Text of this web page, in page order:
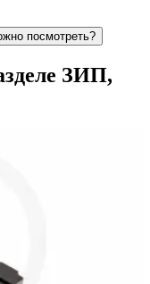
посмотреть?
ЗИП,